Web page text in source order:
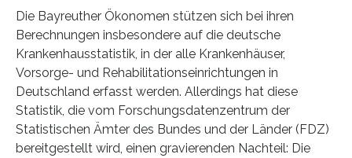
Die Bayreuther Ökonomen stützen sich bei ihren
Berechnungen insbesondere auf die deutsche
Krankenhausstatistik, in der alle Krankenhäuser,
Vorsorge- und Rehabilitationseinrichtungen in
Deutschland erfasst werden. Allerdings hat diese
Statistik, die vom Forschungsdatenzentrum der
Statistischen Ämter des Bundes und der Länder (FDZ)
bereitgestellt wird, einen gravierenden Nachteil: Die